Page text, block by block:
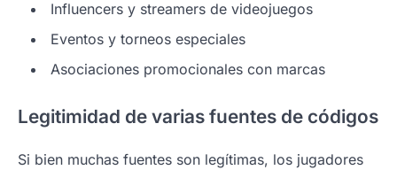
Influencers y streamers de videojuegos
Eventos y torneos especiales
Asociaciones promocionales con marcas
Legitimidad de varias fuentes de códigos
Si bien muchas fuentes son legítimas, los jugadores